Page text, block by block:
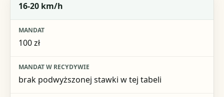
16-20 km/h
100 zł
brak podwyższonej stawki w tej tabeli